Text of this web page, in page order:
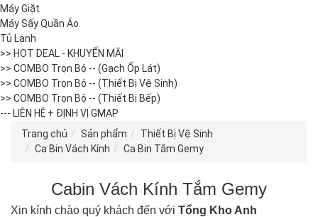
Máy Giặt
Máy Sấy Quần Áo
Tủ Lạnh
>> HOT DEAL - KHUYẾN MÃI
>> COMBO Trọn Bộ -- (Gạch Ốp Lát)
>> COMBO Trọn Bộ -- (Thiết Bị Vệ Sinh)
>> COMBO Trọn Bộ -- (Thiết Bị Bếp)
--- LIÊN HỆ + ĐỊNH VỊ GMAP
Trang chủ
Sản phẩm
Thiết Bị Vệ Sinh
Ca Bin Vách Kính
Ca Bin Tắm Gemy
Cabin Vách Kính Tắm Gemy
Xin kính chào quý khách đến với Tổng Kho Anh